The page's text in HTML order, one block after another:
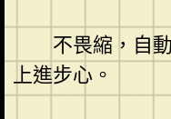
不畏縮，自
上進步心。